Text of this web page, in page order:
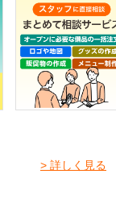
> 詳しく見る